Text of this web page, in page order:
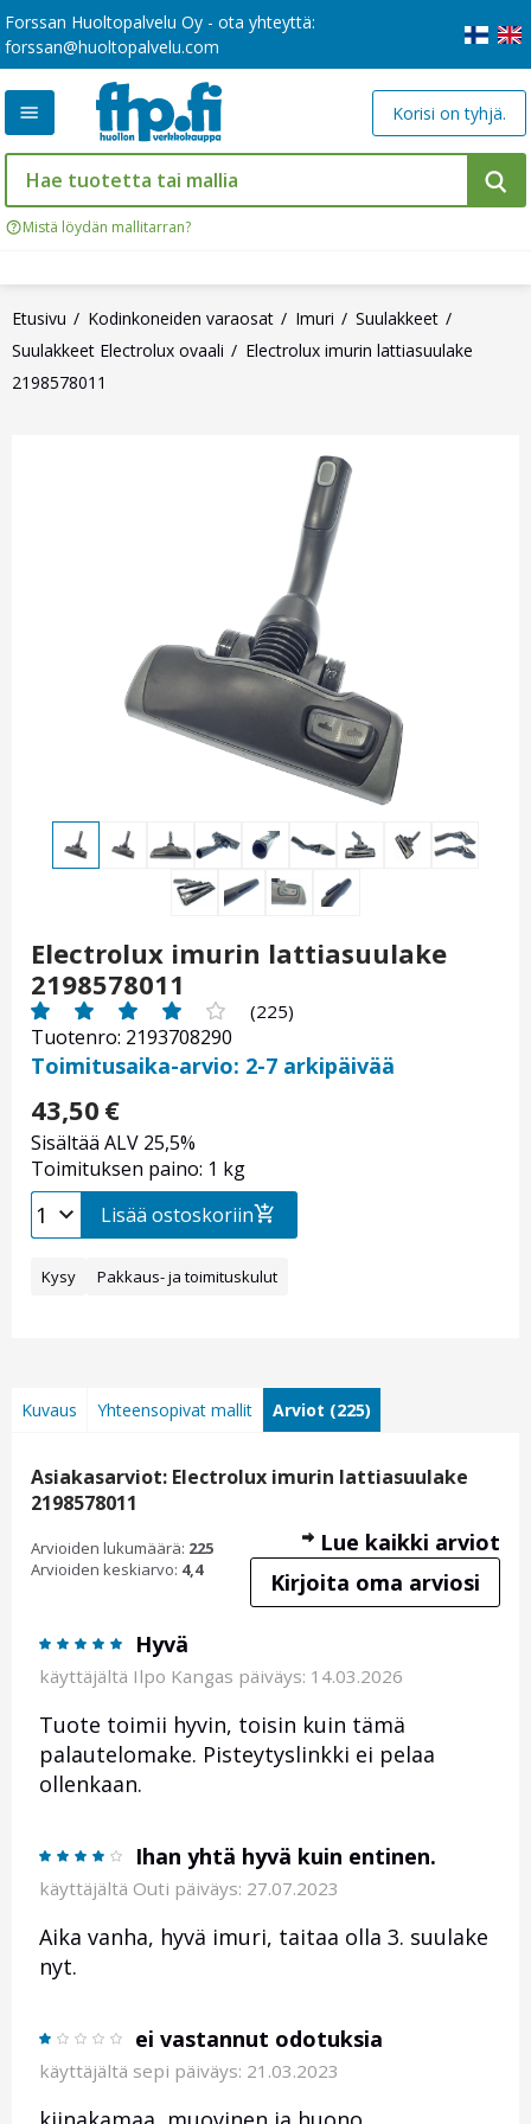
Forssan Huoltopalvelu Oy - ota yhteyttä:
forssan@huoltopalvelu.com
Mistä löydän mallitarran?
Korisi on tyhjä.
Etusivu Kodinkoneiden varaosat Imuri
Suulakkeet
Suulakkeet Electrolux ovaali
Electrolux imurin lattiasuulake
2198578011
Electrolux imurin lattiasuulake
2198578011
Tuotenro: 2193708290
(225)
Toimitusaika-arvio: 2-7 arkipäivää
43,50 €
Sisältää ALV 25,5%
Toimituksen paino: 1 kg
Lisää ostoskoriin
Kysy Pakkaus- ja toimituskulut
Kuvaus Yhteensopivat mallit Arviot (225)
Asiakasarviot: Electrolux imurin lattiasuulake
2198578011
Arvioiden lukumäärä: 225
Arvioiden keskiarvo: 4,4
Lue kaikki arviot
Kirjoita oma arviosi
Hyvä
käyttäjältä Ilpo Kangas päiväys: 14.03.2026
Tuote toimii hyvin, toisin kuin tämä
palautelomake. Pisteytyslinkki ei pelaa
ollenkaan.
Ihan yhtä hyvä kuin entinen.
käyttäjältä Outi päiväys: 27.07.2023
Aika vanha, hyvä imuri, taitaa olla 3. suulake
nyt.
ei vastannut odotuksia
käyttäjältä sepi päiväys: 21.03.2023